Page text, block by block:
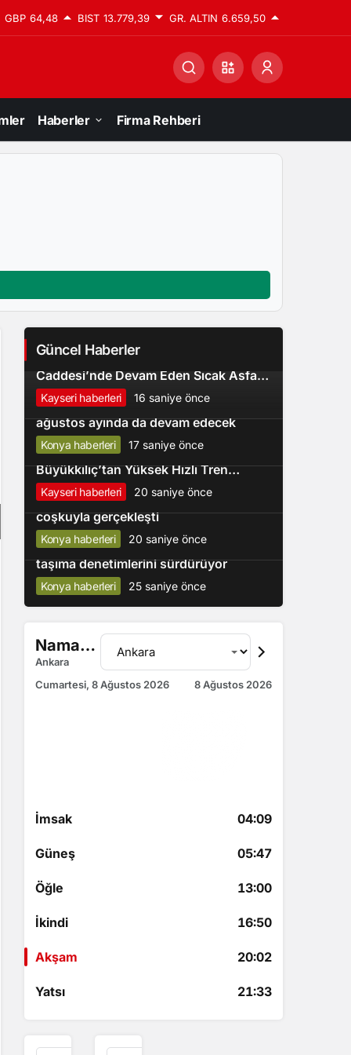
GBP 64,48 BIST 13.779,39 GR. ALTIN 6.659,50
Haberler Firma Rehberi
Güncel Haberler
Başkan Büyükkılıç, Sazyolu
Caddesi’nde Devam Eden Sıcak Asfalt
Çalışmalarını İnceledi
Kayseri haberleri 16 saniye önce
2
Konya büyükşehir’in baba-oğul kampı
ağustos ayında da devam edecek
Konya haberleri 17 saniye önce
3
Bakan Uraloğlu ve Başkan
Büyükkılıç’tan Yüksek Hızlı Tren
Projesinde İnceleme
Kayseri haberleri 20 saniye önce
4
Konya bisiklet festivali’nin açılışı
coşkuyla gerçekleşti
Konya haberleri 20 saniye önce
5
Konya büyükşehir zabıtası toplu
taşıma denetimlerini sürdürüyor
Konya haberleri 25 saniye önce
Namaz Vakitleri
Ankara
Cumartesi, 8 Ağustos 2026
8 Ağustos 2026
İmsak 04:09
Güneş 05:47
Öğle 13:00
İkindi 16:50
Akşam 20:02
Yatsı 21:33